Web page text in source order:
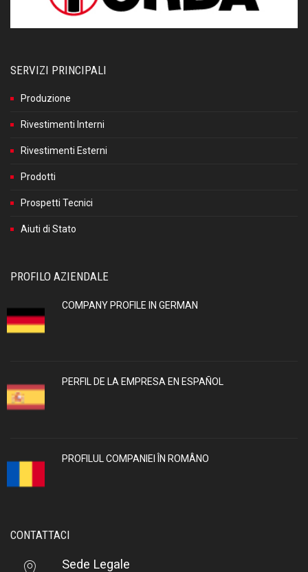
SERVIZI PRINCIPALI
Produzione
Rivestimenti Interni
Rivestimenti Esterni
Prodotti
Prospetti Tecnici
Aiuti di Stato
PROFILO AZIENDALE
COMPANY PROFILE IN GERMAN
PERFIL DE LA EMPRESA EN ESPAÑOL
PROFILUL COMPANIEI ÎN ROMÂNO
CONTATTACI
Sede Legale